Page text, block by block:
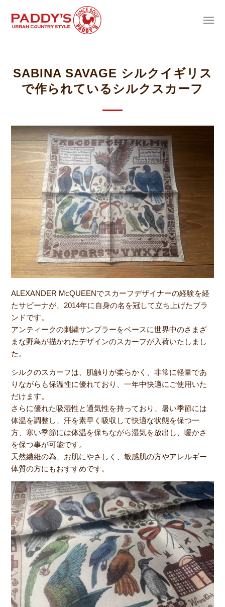
SABINA SAVAGE シルクイギリス
で作られているシルクスカーフ
ALEXANDER McQUEENでスカーフデザイナーの経験を経
たサビーナが、2014年に自身の名を冠して立ち上げたブラ
ンドです。
アンティークの刺繍サンプラーをベースに世界中のさまざ
まな野鳥が描かれたデザインのスカーフが入荷いたしまし
た。
シルクのスカーフは、肌触りが柔らかく、非常に軽量であ
りながらも保温性に優れており、一年中快適にご使用いた
だけます。
さらに優れた吸湿性と通気性を持っており、暑い季節には
体温を調整し、汗を素早く吸収して快適な状態を保つ一
方、寒い季節には体温を保ちながら湿気を放出し、暖かさ
を保つ事が可能です。
天然繊維の為、お肌にやさしく、敏感肌の方やアレルギー
体質の方にもおすすめです。